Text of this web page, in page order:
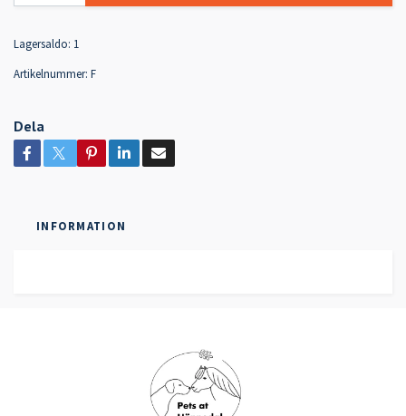
Lagersaldo: 1
Artikelnummer: F
Dela
INFORMATION